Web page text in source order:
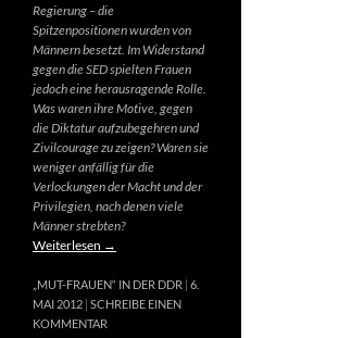
Regierung – die
Spitzenpositionen wurden von
Männern besetzt. Im Widerstand
gegen die SED spielten Frauen
jedoch eine herausragende Rolle.
Was waren ihre Motive, gegen
die Diktatur aufzubegehren und
Zivilcourage zu zeigen? Waren sie
weniger anfällig für die
Verlockungen der Macht und der
Privilegien, nach denen viele
Männer strebten?
Weiterlesen →
„MUT-FRAUEN“ IN DER DDR 6.
MAI 2012 SCHREIBE EINEN
KOMMENTAR